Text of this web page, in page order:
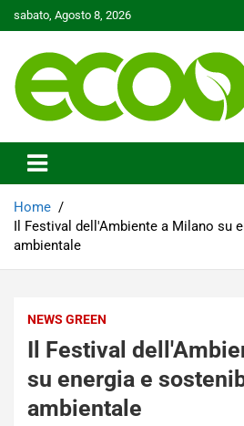
to
sabato, Agosto 8, 2026
Ecoo.it
Home
Il Festival dell'Ambiente a Milano su
ambientale
NEWS GREEN
Il Festival
su energia e
ambientale